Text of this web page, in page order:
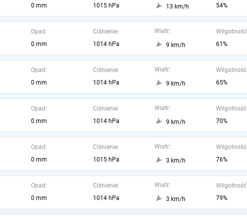
0 mm
1015 hPa
13 km/h
54%
Opad:
0 mm
Ciśnienie:
1014 hPa
Wiatr:
9 km/h
Wilgotność:
61%
Opad:
0 mm
Ciśnienie:
1014 hPa
Wiatr:
9 km/h
Wilgotność:
65%
Opad:
0 mm
Ciśnienie:
1014 hPa
Wiatr:
9 km/h
Wilgotność:
70%
Opad:
0 mm
Ciśnienie:
1015 hPa
Wiatr:
3 km/h
Wilgotność:
76%
Opad:
0 mm
Ciśnienie:
1014 hPa
Wiatr:
3 km/h
Wilgotność:
79%